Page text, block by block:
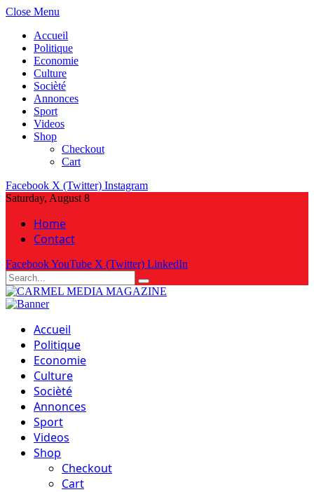
Close Menu
Accueil
Politique
Economie
Culture
Socièté
Annonces
Sport
Videos
Shop
Checkout
Cart
Facebook X (Twitter) Instagram
Saturday, August 8
Home
Contact
FacebookYouTube X (Twitter) LinkedIn
Accueil
Politique
Economie
Culture
Socièté
Annonces
Sport
Videos
Shop
Checkout
Cart